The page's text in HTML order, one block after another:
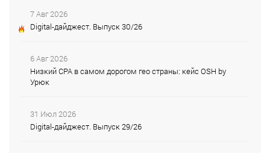
7 Авг 2026
Digital-дайджест. Выпуск 30/26
6 Авг 2026
Низкий CPA в самом дорогом гео страны: кейс OSH by
Урюк
31 Июл 2026
Digital-дайджест. Выпуск 29/26